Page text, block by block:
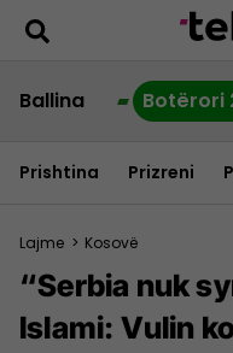
Ballina Botërori
Prishtina Prizreni
Lajme > Kosovë
“Serbia nuk
Islami: Vulin